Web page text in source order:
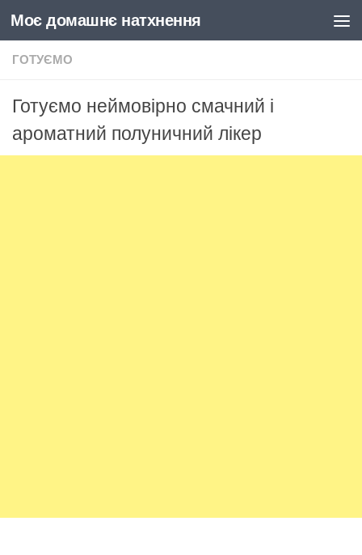
Skip to content
Моє домашнє натхнення
ГОТУЄМО
Готуємо неймовірно смачний і
ароматний полуничний лікер